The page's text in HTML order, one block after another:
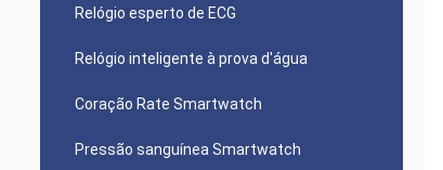
Relógio esperto de ECG
Relógio inteligente à prova d'água
Coração Rate Smartwatch
Pressão sanguínea Smartwatch